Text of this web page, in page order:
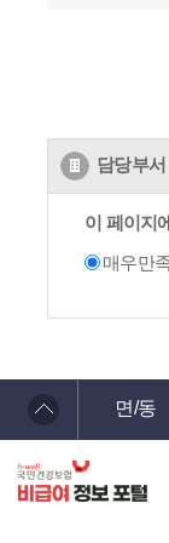
담당부서
이 페이지
매우만
면/동